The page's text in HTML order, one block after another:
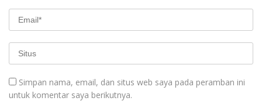
Simpan nama, email, dan situs web saya pada peramban ini
untuk komentar saya berikutnya.